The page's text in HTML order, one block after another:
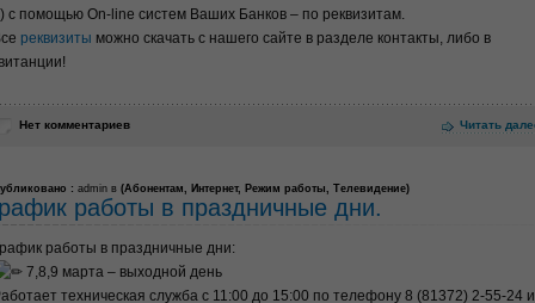
с помощью On-line систем Ваших Банков – по реквизитам.
реквизиты можно скачать с нашего сайте в разделе контакты, либо в
Нет комментариев Читать
: admin в (Абонентам, Интернет, Режим работы, Телевидение)
работы в праздничные дни.
работы в праздничные дни:
7,8,9 марта – выходной день
техническая служба с 11:00 до 15:00 по телефону 8 (81372) 2-55-24 и